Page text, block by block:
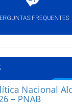
FREQUENTES
Nacional
– PNAB